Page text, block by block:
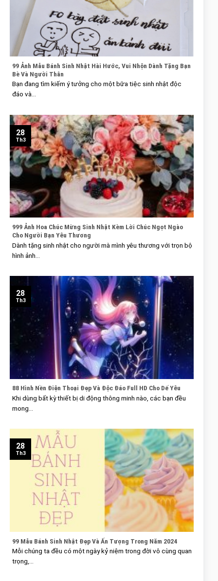
99 Ảnh Mẫu Bánh Sinh Nhật Hài Hước, Vui Nhộn Dành Tặng Bạn
Bè Và Người Thân
Bạn đang tìm kiếm ý tưởng cho một bữa tiệc sinh nhật độc
đáo và...
999 Ảnh Hoa Chúc Mừng Sinh Nhật Kèm Lời Chúc Ngọt Ngào
Cho Người Bạn Yêu Thương
Dành tặng sinh nhật cho người mà mình yêu thương với trọn bộ
hình ảnh...
28
Th3
88 Hình Nền Điện Thoại Đẹp Và Độc Đáo Full HD Cho Dế Yêu
Khi dùng bất kỳ thiết bị di động thông minh nào, các bạn đều
mong...
28
Th3
99 Mẫu Bánh Sinh Nhật Đẹp Và Ấn Tượng Trong Năm 2024
Mỗi chúng ta đều có một ngày kỷ niệm trong đời vô cùng quan
trọng,...
28
Th3